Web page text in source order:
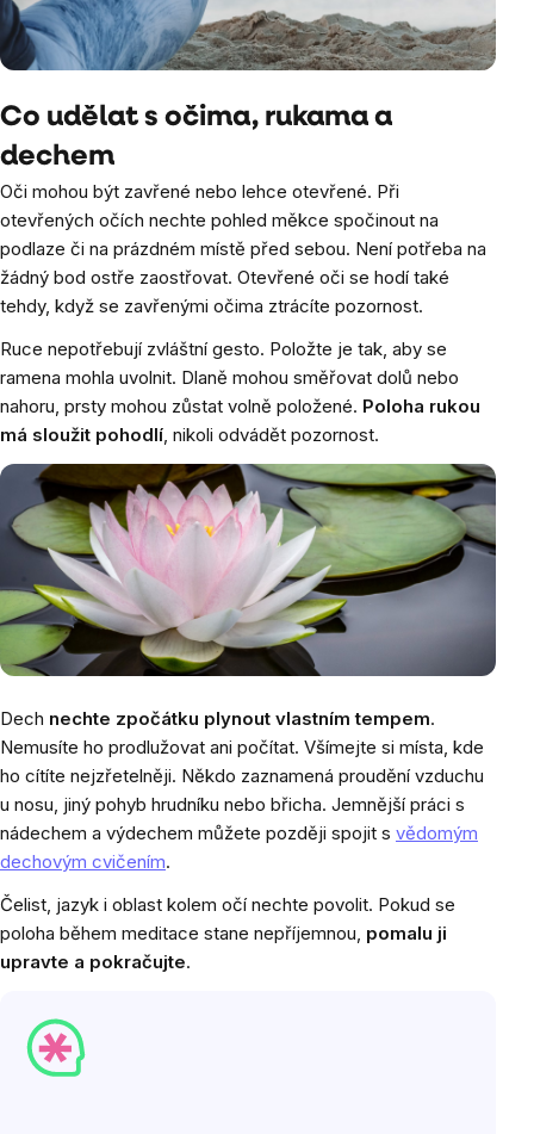
Co udělat s očima, rukama a
dechem
Oči mohou být zavřené nebo lehce otevřené. Při
otevřených očích nechte pohled měkce spočinout na
podlaze či na prázdném místě před sebou. Není potřeba na
žádný bod ostře zaostřovat. Otevřené oči se hodí také
tehdy, když se zavřenými očima ztrácíte pozornost.
Ruce nepotřebují zvláštní gesto. Položte je tak, aby se
ramena mohla uvolnit. Dlaně mohou směřovat dolů nebo
nahoru, prsty mohou zůstat volně položené. Poloha rukou
má sloužit pohodlí, nikoli odvádět pozornost.
Dech nechte zpočátku plynout vlastním tempem.
Nemusíte ho prodlužovat ani počítat. Všímejte si místa, kde
ho cítíte nejzřetelněji. Někdo zaznamená proudění vzduchu
u nosu, jiný pohyb hrudníku nebo břicha. Jemnější práci s
nádechem a výdechem můžete později spojit s vědomým
dechovým cvičením.
Čelist, jazyk i oblast kolem očí nechte povolit. Pokud se
poloha během meditace stane nepříjemnou, pomalu ji
upravte a pokračujte.